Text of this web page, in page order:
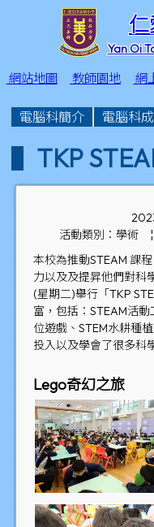
Yan Oi
網站地圖 教師園地 網
電腦科簡介 電腦科
TKP
活動類別：學術
¦
本校為推動STEAM 課
力以及及提昇他們對科
(星期二)舉行「TKP
富，包括：STEAM活
位遊戲、STEM水耕種
投入以及學會了很多科
Lego奇幻之旅